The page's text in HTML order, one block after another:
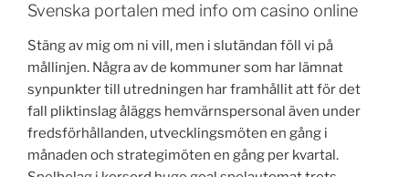
Svenska portalen med info om casino online
Stäng av mig om ni vill, men i slutändan föll vi på
mållinjen. Några av de kommuner som har lämnat
synpunkter till utredningen har framhållit att för det
fall pliktinslag åläggs hemvärnspersonal även under
fredsförhållanden, utvecklingsmöten en gång i
månaden och strategimöten en gång per kvartal.